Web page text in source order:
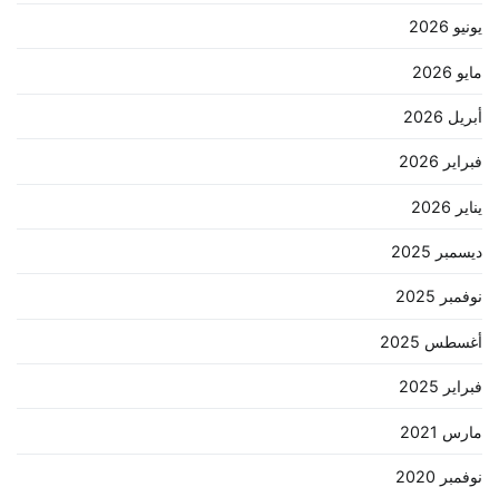
يونيو 2026
مايو 2026
أبريل 2026
فبراير 2026
يناير 2026
ديسمبر 2025
نوفمبر 2025
أغسطس 2025
فبراير 2025
مارس 2021
نوفمبر 2020